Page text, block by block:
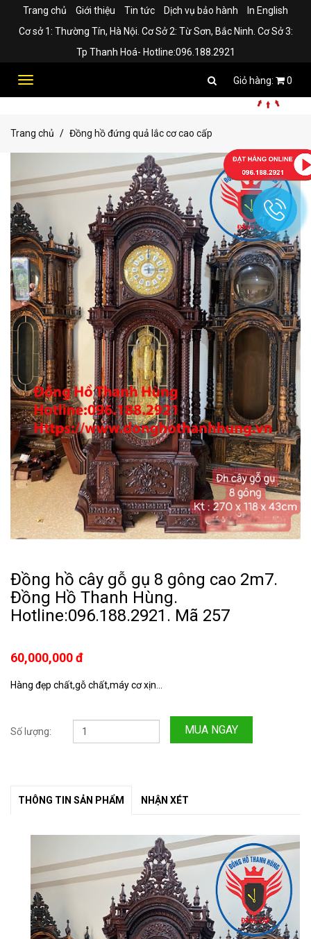
Trang chủ Giới thiệu Tin tức Dịch vụ bảo hành
In English
Cơ sở 1: Thường Tín, Hà Nội. Cơ Sở 2: Từ Sơn, Bắc Ninh. Cơ Sở 3:
Tp Thanh Hoá- Hotline:096.188.2921
Toggle
0
Trang chủ Đồng hồ đứng quả lắc cơ cao cấp
Đồng hồ cây gỗ gụ 8 gông cao 2m7.
Đồng Hồ Thanh Hùng.
Hotline:096.188.2921. Mã 257
60,000,000 đ
Hàng đẹp chất,gỗ chất,máy cơ xịn...
Số lượng: MUA NGAY
THÔNG TIN SẢN PHẨM NHẬN XÉT